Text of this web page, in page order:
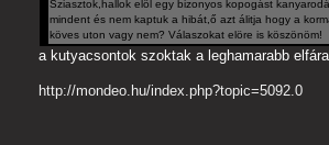
Sziasztok,hallok elöl egy bizonyos kopogást
mindent és nem kaptuk a hibát,ő azt álitja hogy a
köves uton vagy nem? Válaszokat elöre is köszönöm!
a kutyacsontok szoktak a leghamarabb
http://mondeo.hu/index.php?topic=5092.0